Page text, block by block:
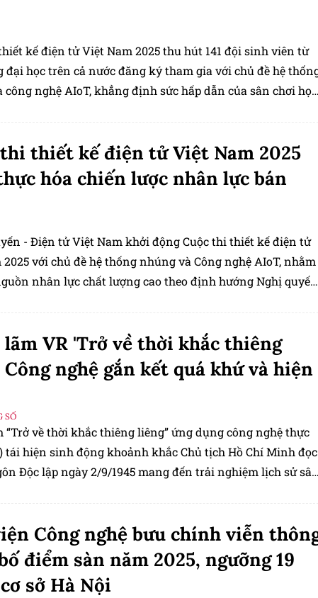
kế điện tử Việt Nam 2025 thu hút 141 đội sinh viên từ
đại học trên cả nước đăng ký tham gia với chủ đề hệ
công nghệ AIoT, khẳng định sức hấp dẫn của sân chơi học
thiết kế điện tử Việt Nam 2025
hóa chiến lược nhân lực bán
- Điện tử Việt Nam khởi động Cuộc thi thiết kế điện tử
với chủ đề hệ thống nhúng và Công nghệ AIoT, nhằm
nhân lực chất lượng cao theo định hướng Nghị quyết
VR 'Trở về thời khắc thiêng
nghệ gắn kết quá khứ và hiện
SỐ
“Trở về thời khắc thiêng liêng” ứng dụng công nghệ thực
tái hiện sinh động khoảnh khắc Chủ tịch Hồ Chí Minh đọc
Độc lập ngày 2/9/1945 mang đến trải nghiệm lịch sử sâu
Công nghệ bưu chính viễn
điểm sàn năm 2025, ngưỡng 19
sở Hà Nội